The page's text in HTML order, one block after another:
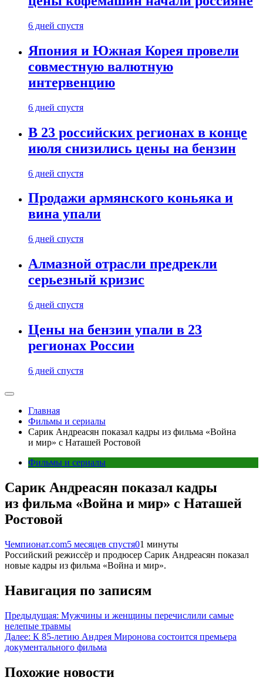
6 дней спустя
Япония и Южная Корея провели
совместную валютную
интервенцию
6 дней спустя
В 23 российских регионах в конце
июля снизились цены на бензин
6 дней спустя
Продажи армянского коньяка и
вина упали
6 дней спустя
Алмазной отрасли предрекли
серьезный кризис
6 дней спустя
Цены на бензин упали в 23
регионах России
6 дней спустя
Главная
Фильмы и сериалы
Сарик Андреасян показал кадры из фильма «Война
и мир» с Наташей Ростовой
Фильмы и сериалы
Сарик Андреасян показал кадры
из фильма «Война и мир» с Наташей
Ростовой
Чемпионат.com5 месяцев спустя01 минуты
Российский режиссёр и продюсер Сарик Андреасян показал
новые кадры из фильма «Война и мир».
Навигация по записям
Предыдущая: Мужчины и женщины перечислили самые
нелепые травмы
Далее: К 85-летию Андрея Миронова состоится премьера
документального фильма
Похожие новости